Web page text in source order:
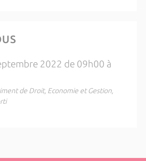
2022 de 09h00 à
de Droit, Economie et Gestion,